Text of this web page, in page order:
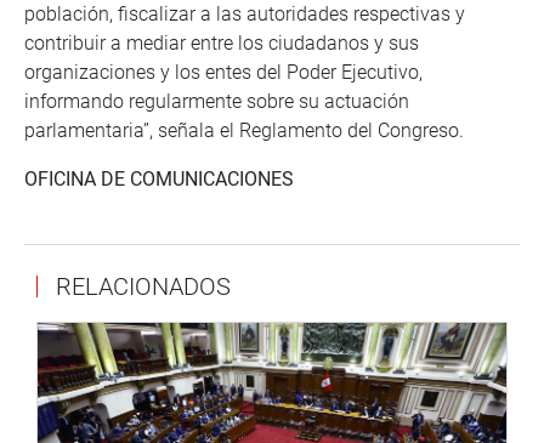
población, fiscalizar a las autoridades respectivas y
contribuir a mediar entre los ciudadanos y sus
organizaciones y los entes del Poder Ejecutivo,
informando regularmente sobre su actuación
parlamentaria”, señala el Reglamento del Congreso.
OFICINA DE COMUNICACIONES
RELACIONADOS